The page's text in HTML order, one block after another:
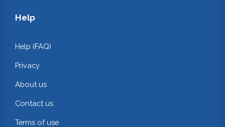
Help
Help (FAQ)
Privacy
About us
Contact us
Terms of use